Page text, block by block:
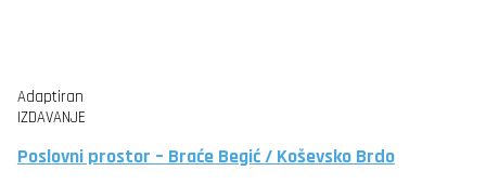
Adaptiran
IZDAVANJE
Poslovni prostor – Braće Begić / Koševsko Brdo